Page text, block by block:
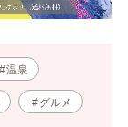
温泉
グルメ